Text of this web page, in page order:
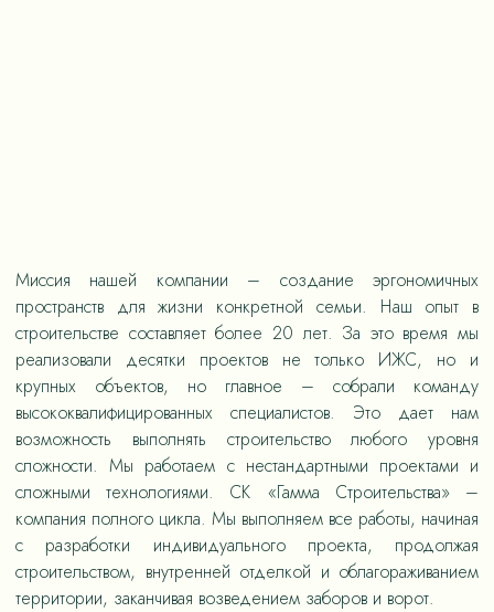
Миссия нашей компании – создание эргономичных
пространств для жизни конкретной семьи. Наш опыт в
строительстве составляет более 20 лет. За это время мы
реализовали десятки проектов не только ИЖС, но и
крупных объектов, но главное – собрали команду
высококвалифицированных специалистов. Это дает нам
возможность выполнять строительство любого уровня
сложности. Мы работаем с нестандартными проектами и
сложными технологиями. СК «Гамма Строительства» –
компания полного цикла. Мы выполняем все работы, начиная
с разработки индивидуального проекта, продолжая
строительством, внутренней отделкой и облагораживанием
территории, заканчивая возведением заборов и ворот.